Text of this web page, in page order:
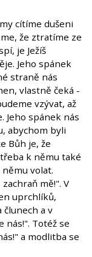
cítíme dušeni
že ztratíme ze
je Ježíš
Jeho spánek
straně nás
vlastně čeká -
vzývat, až
Jeho spánek nás
abychom byli
Bůh je, že
k němu také
volat.
mě!". V
uprchlíků,
a v
nás!". Totéž se
a modlitba se